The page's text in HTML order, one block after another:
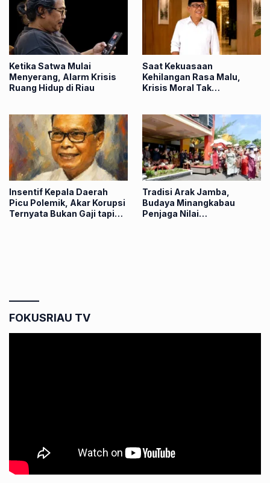
Ketika Satwa Mulai
Menyerang, Alarm Krisis
Ruang Hidup di Riau
Saat Kekuasaan
Kehilangan Rasa Malu,
Krisis Moral Tak
Insentif Kepala Daerah
Picu Polemik, Akar Korupsi
Ternyata Bukan Gaji tapi
Tradisi Arak Jamba,
Budaya Minangkabau
Penjaga Nilai
FOKUSRIAU TV